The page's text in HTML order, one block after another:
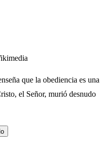
que la obediencia es una
el Señor, murió desnudo